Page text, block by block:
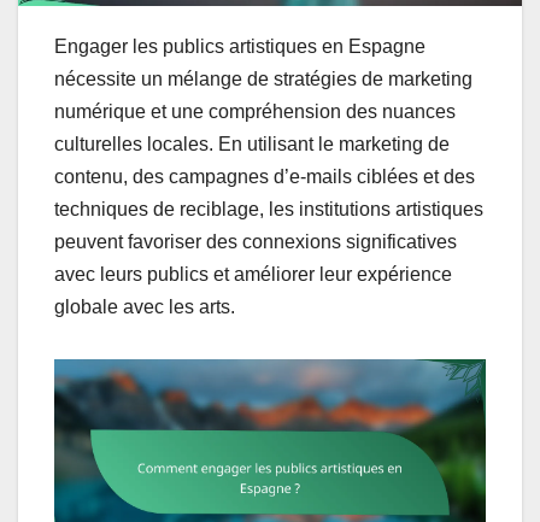
Engager les publics artistiques en Espagne
nécessite un mélange de stratégies de marketing
numérique et une compréhension des nuances
culturelles locales. En utilisant le marketing de
contenu, des campagnes d’e-mails ciblées et des
techniques de reciblage, les institutions artistiques
peuvent favoriser des connexions significatives
avec leurs publics et améliorer leur expérience
globale avec les arts.